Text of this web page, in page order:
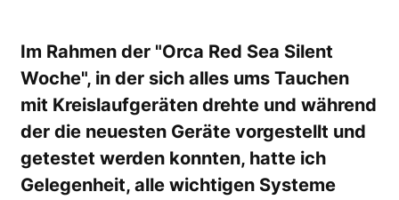
Im Rahmen der "Orca Red Sea Silent
Woche", in der sich alles ums Tauchen
mit Kreislaufgeräten drehte und während
der die neuesten Geräte vorgestellt und
getestet werden konnten, hatte ich
Gelegenheit, alle wichtigen Systeme